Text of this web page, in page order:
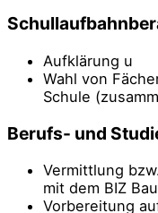
Aufklärung u
Wahl von
Schule
Berufs- und
Vermittlung
mit dem BIZ
Vorbereitung